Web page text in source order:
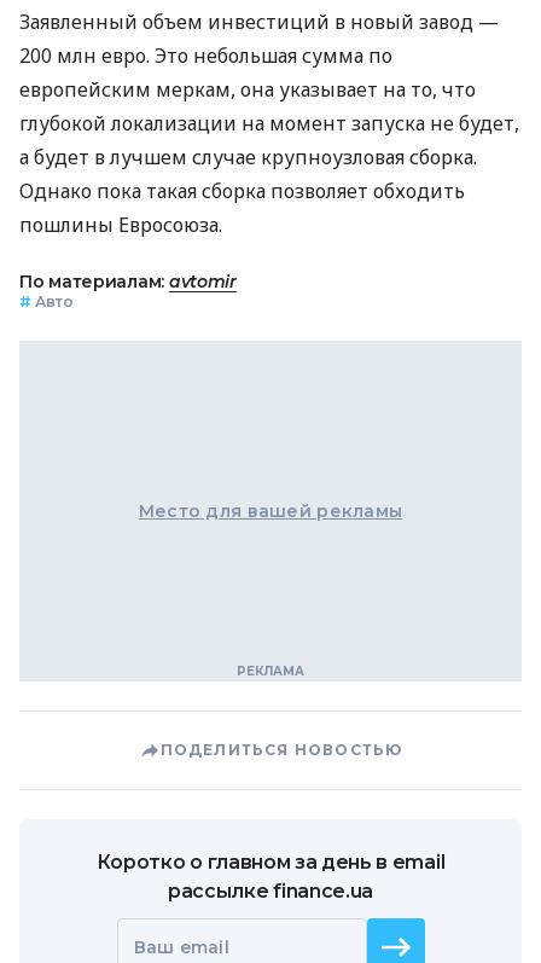
Заявленный объем инвестиций в новый завод —
200 млн евро. Это небольшая сумма по
европейским меркам, она указывает на то, что
глубокой локализации на момент запуска не будет,
а будет в лучшем случае крупноузловая сборка.
Однако пока такая сборка позволяет обходить
пошлины Евросоюза.
По материалам: avtomir
# Авто
Место для вашей рекламы
ПОДЕЛИТЬСЯ НОВОСТЬЮ
Коротко о главном за день в email
рассылке finance.ua
Ваш email